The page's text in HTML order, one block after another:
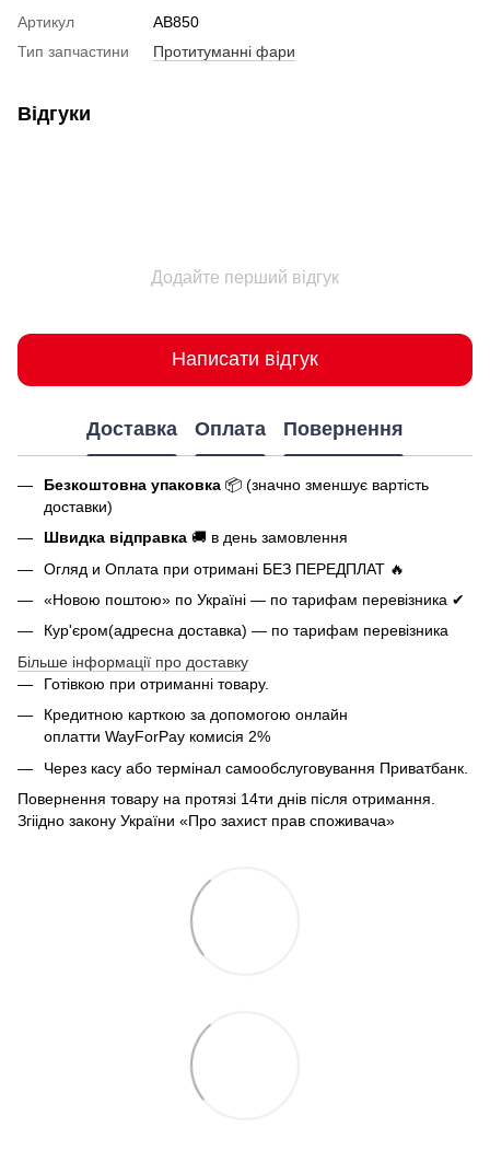
Артикул
AB850
Тип запчастини
Протитуманні фари
Відгуки
Додайте перший відгук
Написати відгук
Доставка Оплата Повернення
Безкоштовна упаковка 📦 (значно зменшує вартість
доставки)
Швидка відправка 🚚 в день замовлення
Огляд и Оплата при отримані БЕЗ ПЕРЕДПЛАТ 🔥
«Новою поштою» по Україні — по тарифам перевізника ✔
Кур'єром(адресна доставка) — по тарифам перевізника
Більше інформації про доставку
Готівкою при отриманні товару.
Кредитною карткою за допомогою онлайн
оплатти WayForPay комисія 2%
Через касу або термінал самообслуговування Приватбанк.
Повернення товару на протязі 14ти днів після отримання.
Згіідно закону України «Про захист прав споживача»